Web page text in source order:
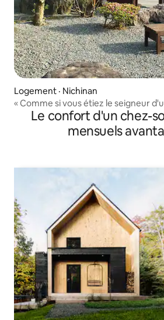
Logement · Nichinan
« Comme si vous étiez le seigneur
diriez-vous de remonter le temps
dans une vieille maison entourée de
jardins japonais ?
Le confort d'un chez-
mensuels